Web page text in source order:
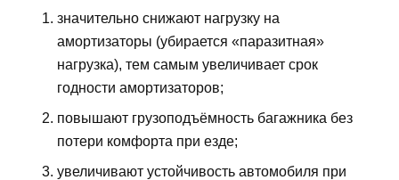
значительно снижают нагрузку на
амортизаторы (убирается «паразитная»
нагрузка), тем самым увеличивает срок
годности амортизаторов;
повышают грузоподъёмность багажника без
потери комфорта при езде;
увеличивают устойчивость автомобиля при